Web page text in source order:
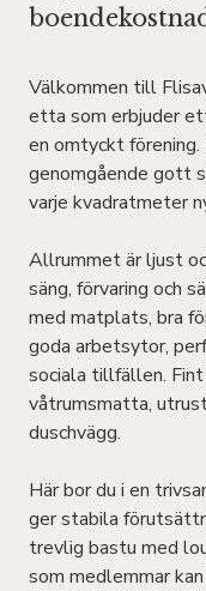
Välkommen till
etta som erbjuder
en omtyckt
genomgående gott
varje kvadratmeter
Allrummet är ljust
säng, förvaring och
med matplats, bra
goda arbetsytor,
sociala tillfällen. Fint
våtrumsmatta,
duschvägg.
Här bor du i en
ger stabila
trevlig bastu med
som medlemmar kan